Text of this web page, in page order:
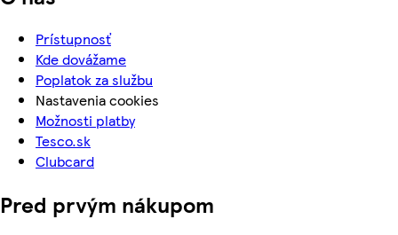
Prístupnosť
Kde dovážame
Poplatok za službu
Nastavenia cookies
Možnosti platby
Tesco.sk
Clubcard
Pred prvým nákupom